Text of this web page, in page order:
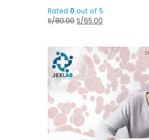
Rated 0 out of 5
S/80.00 S/65.00